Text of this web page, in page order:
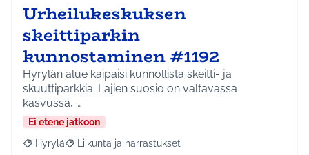
Urheilukeskuksen
skeittiparkin
kunnostaminen #1192
Hyrylän alue kaipaisi kunnollista skeitti- ja
skuuttiparkkia. Lajien suosio on valtavassa
kasvussa, …
Ei etene jatkoon
Rajaa tulokset aihepiirin mukaan: Hyrylä
Hyrylä Rajaa tulokset teeman mukaan: Liikunta ja
Liikunta ja harrastukset